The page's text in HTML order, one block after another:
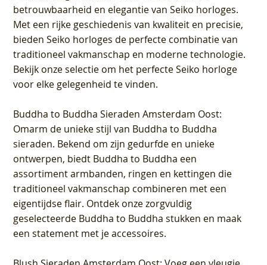
betrouwbaarheid en elegantie van Seiko horloges.
Met een rijke geschiedenis van kwaliteit en precisie,
bieden Seiko horloges de perfecte combinatie van
traditioneel vakmanschap en moderne technologie.
Bekijk onze selectie om het perfecte Seiko horloge
voor elke gelegenheid te vinden.
Buddha to Buddha Sieraden Amsterdam Oost:
Omarm de unieke stijl van Buddha to Buddha
sieraden. Bekend om zijn gedurfde en unieke
ontwerpen, biedt Buddha to Buddha een
assortiment armbanden, ringen en kettingen die
traditioneel vakmanschap combineren met een
eigentijdse flair. Ontdek onze zorgvuldig
geselecteerde Buddha to Buddha stukken en maak
een statement met je accessoires.